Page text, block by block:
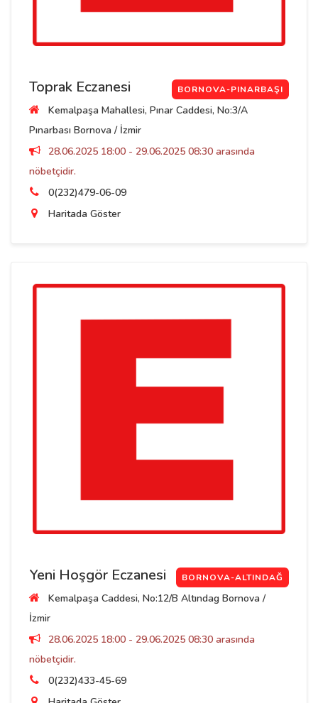
Toprak Eczanesi BORNOVA-PINARBAŞI
Kemalpaşa Mahallesi, Pınar Caddesi, No:3/A
Pınarbası Bornova / İzmir
28.06.2025 18:00 - 29.06.2025 08:30 arasında
nöbetçidir.
0(232)479-06-09
Haritada Göster
Yeni Hoşgör Eczanesi BORNOVA-ALTINDAĞ
Kemalpaşa Caddesi, No:12/B Altındag Bornova /
İzmir
28.06.2025 18:00 - 29.06.2025 08:30 arasında
nöbetçidir.
0(232)433-45-69